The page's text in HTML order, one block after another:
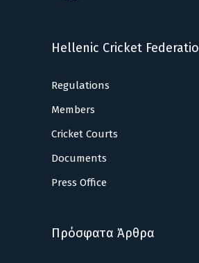
Hellenic Cricket
Regulations
Members
Cricket Courts
Documents
Press Office
Πρόσφατα Άρθρα